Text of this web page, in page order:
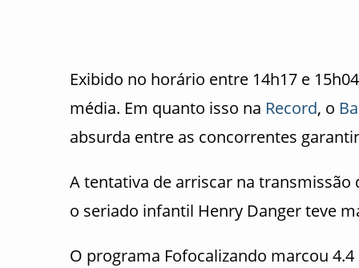
Exibido no horário entre 14h17 e
média. Em quanto isso na Record, o
absurda entre as concorrentes
A tentativa de arriscar na transmissão
o seriado infantil Henry Danger teve
O programa Fofocalizando marcou